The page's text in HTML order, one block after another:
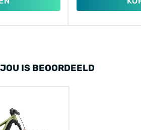
IS BEOORDEELD